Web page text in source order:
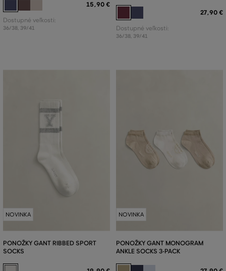
15,90 €
Dostupné veľkosti:
36/38, 39/41
27,90 €
Dostupné veľkosti:
36/38, 39/41
NOVINKA
PONOŽKY GANT RIBBED SPORT
SOCKS
NOVINKA
PONOŽKY GANT MONOGRAM
ANKLE SOCKS 3-PACK